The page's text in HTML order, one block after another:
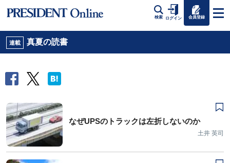
検索 ログイン 会員登録
連載 真夏の読書
なぜUPSのトラックは左折しないのか
土井 英司